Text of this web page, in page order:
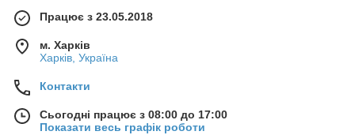
Працює з 23.05.2018
м. Харків
Харків, Україна
Контакти
Сьогодні працює з 08:00 до 17:00
Показати весь графік роботи